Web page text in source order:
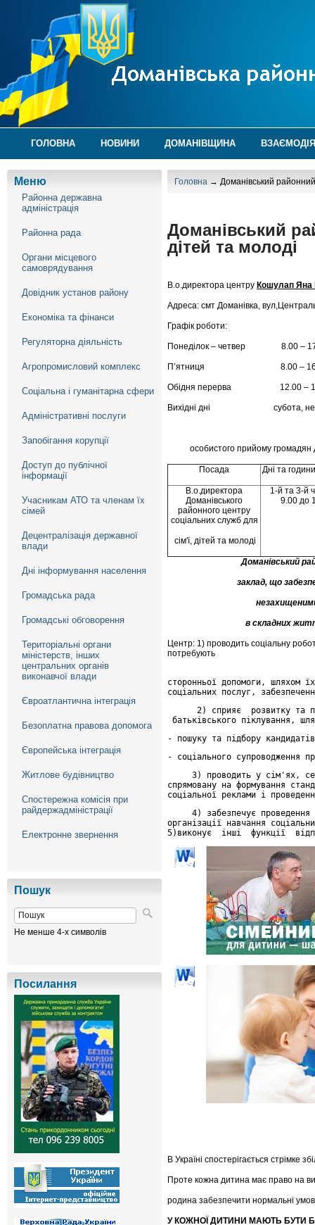
ГОЛОВНА НОВИНИ ДОМАНІВЩИНА
Меню
Районна державна
адміністрація
Районна рада
Органи місцевого
самоврядування
Довідник установ району
Економіка та фінанси
Регуляторна діяльність
Агропромисловий комплекс
Соціальна і гуманітарна сфери
Адміністративні послуги
Запобігання корупції
Доступ до публічної
інформації
Учасникам АТО та членам їх
сімей
Децентралізація державної
влади
Дні інформування населення
Громадська рада
Громадські обговорення
Територіальні органи
міністерств, інших
центральних органів
виконавчої влади
Євроатлантична інтеграція
Безоплатна правова допомога
Європейська інтеграція
Житлове будівництво
Спостережна комісія при
райдержадміністрації
Електронне звернення
Пошук
Не менше 4-х символів
Посилання
Головна → Доманівський районний
Доманівський
дітей та молоді
В.о.директора центру Кошулап Яна
Адреса: смт Доманівка,
Графік роботи:
Понеділок – четвер 8.00 –
П’ятниця 8.00 –
Обідня перерва 12.00 –
Вихідні дні субота,
особистого прийому громадян
Посада Дні та
В.о.директора
Доманівського
районного центру
соціальних служб для
сім'ї, дітей та молоді
1-й та 3-й
9.00 до
Доманівський районний
заклад, що забезпечує
незахищеними
в складних життєвих
Центр: 1) проводить соціальну
потребують
сторонньої допомоги, шляхом
соціальних послуг,
2) сприяє  розвитку та
батьківського піклування,
- пошуку та підбору
- соціального супроводження
3) проводить у сім'ях,
спрямовану на формування
соціальної реклами і
4) забезпечує
організації навчання
5)виконує  інші  функції
В Україні спостерігається стрімке
Проте кожна дитина має право на
родина забезпечити нормальні
У КОЖНОЇ ДИТИНИ МАЮТЬ БУТИ